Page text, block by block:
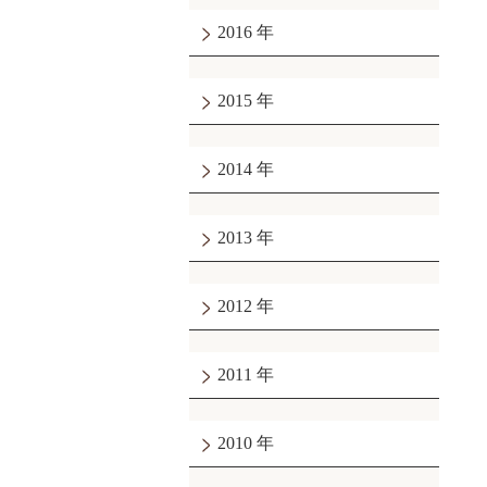
2016
2015
2014
2013
2012
2011
2010